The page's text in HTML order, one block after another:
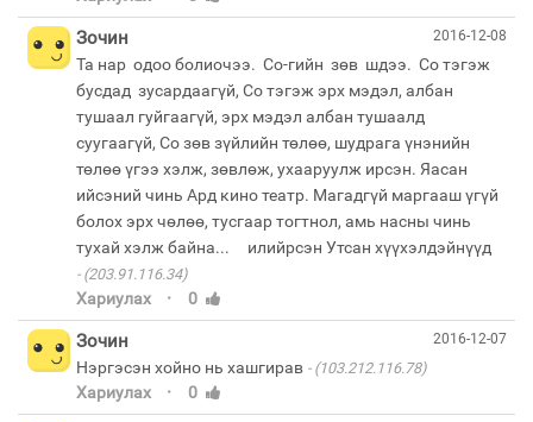
2016-12-08
Зочин
Та нар одоо болиочээ. Со-гийн зөв шдээ. Со тэгэж
бусдад зусардаагүй, Со тэгэж эрх мэдэл, албан
тушаал гуйгаагүй, эрх мэдэл албан тушаалд
суугаагүй, Со зөв зүйлийн төлөө, шудрага үнэнийн
төлөө үгээ хэлж, зөвлөж, ухааруулж ирсэн. Яасан
ийсэний чинь Ард кино театр. Магадгүй маргааш үгүй
болох эрх чөлөө, тусгаар тогтнол, амь насны чинь
(203.91.116.34)
Хариулах · 0
2016-12-07
Зочин
Нэргэсэн хойно нь хашгирав (103.212.116.78)
Хариулах · 0